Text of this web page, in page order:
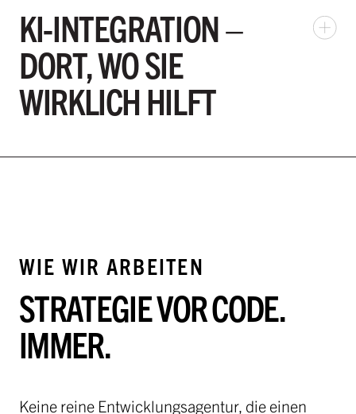
KI-INTEGRATION –
DORT, WO SIE
WIRKLICH HILFT
WIE WIR ARBEITEN
STRATEGIE VOR CODE.
IMMER.
Keine reine Entwicklungsagentur, die einen